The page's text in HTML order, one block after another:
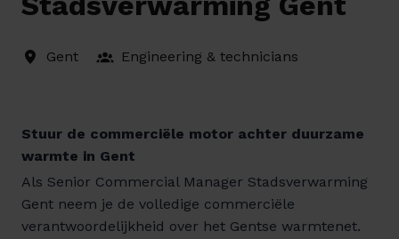
Gent Engineering & technicians
Stuur de commerciële motor achter duurzame
warmte in Gent
Als Senior Commercial Manager Stadsverwarming
Gent neem je de volledige commerciële
verantwoordelijkheid over het Gentse warmtenet.